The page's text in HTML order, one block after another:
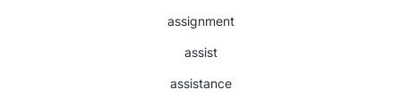
assignment
assist
assistance